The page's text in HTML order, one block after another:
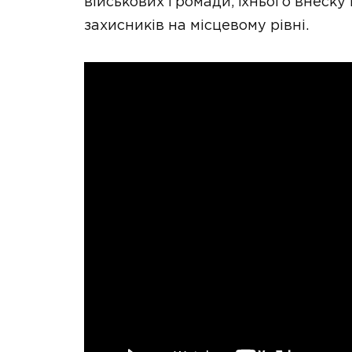
військових громади, їхнього
захисників на місцевому рівні.